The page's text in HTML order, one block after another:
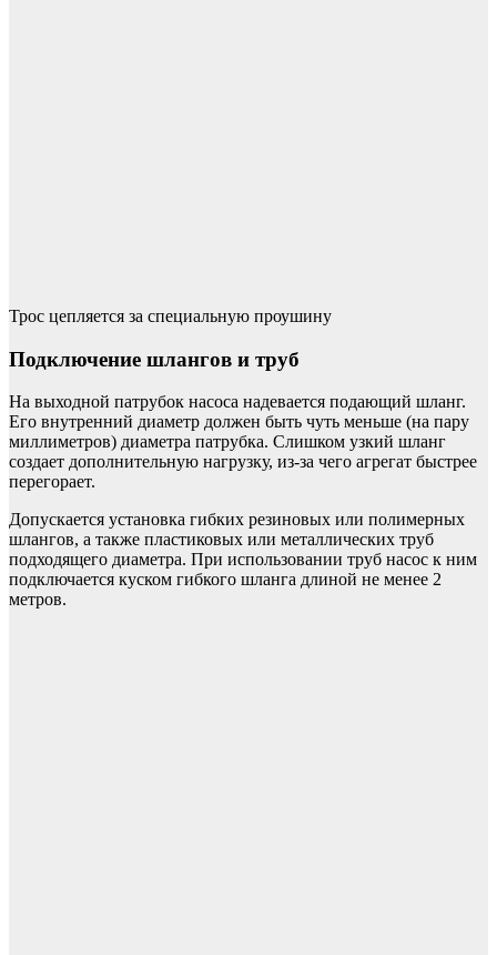
Трос цепляется за специальную проушину
Подключение шлангов и труб
На выходной патрубок насоса надевается подающий шланг.
Его внутренний диаметр должен быть чуть меньше (на пару
миллиметров) диаметра патрубка. Слишком узкий шланг
создает дополнительную нагрузку, из-за чего агрегат быстрее
перегорает.
Допускается установка гибких резиновых или полимерных
шлангов, а также пластиковых или металлических труб
подходящего диаметра. При использовании труб насос к ним
подключается куском гибкого шланга длиной не менее 2
метров.